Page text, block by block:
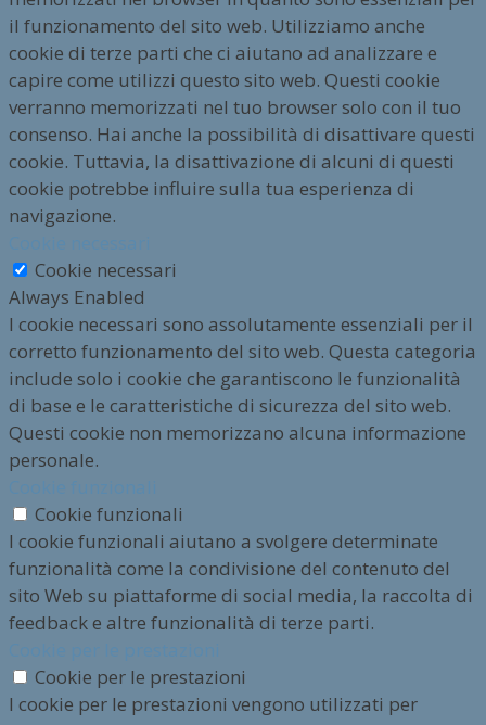
il funzionamento del sito web. Utilizziamo anche
cookie di terze parti che ci aiutano ad analizzare e
capire come utilizzi questo sito web. Questi cookie
verranno memorizzati nel tuo browser solo con il tuo
consenso. Hai anche la possibilità di disattivare questi
cookie. Tuttavia, la disattivazione di alcuni di questi
cookie potrebbe influire sulla tua esperienza di
navigazione.
Cookie necessari
Always Enabled
I cookie necessari sono assolutamente essenziali per il
corretto funzionamento del sito web. Questa categoria
include solo i cookie che garantiscono le funzionalità
di base e le caratteristiche di sicurezza del sito web.
Questi cookie non memorizzano alcuna informazione
personale.
Cookie funzionali
I cookie funzionali aiutano a svolgere determinate
funzionalità come la condivisione del contenuto del
sito Web su piattaforme di social media, la raccolta di
feedback e altre funzionalità di terze parti.
Cookie per le prestazioni
I cookie per le prestazioni vengono utilizzati per